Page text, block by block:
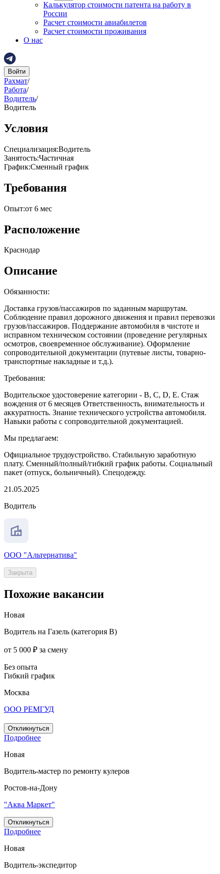
Калькулятор стоимости патента на работу в
России
Расчет стоимости авиабилетов
Расчет стоимости проживания
О нас
Войти
Рахмат/
Работа/
Водитель/
Водитель
Условия
Специализация:Водитель
Занятость:Частичная
График:Сменный график
Требования
Опыт:от 6 мес
Расположение
Краснодар
Описание
Обязанности:
Доставка грузов/пассажиров по заданным маршрутам.
Соблюдение правил дорожного движения и правил перевозки
грузов/пассажиров. Поддержание автомобиля в чистоте и
исправном техническом состоянии (проведение регулярных
осмотров, своевременное обслуживание). Оформление
сопроводительной документации (путевые листы, товарно-
транспортные накладные и т.д.).
Требования:
Водительское удостоверение категории - B, C, D, E. Стаж
вождения от 6 месяцев Ответственность, внимательность и
аккуратность. Знание технического устройства автомобиля.
Навыки работы с сопроводительной документацией.
Мы предлагаем:
Официальное трудоустройство. Стабильную заработную
плату. Сменный/полный/гибкий график работы. Социальный
пакет (отпуск, больничный). Спецодежду.
21.05.2025
Водитель
ООО "Альтернатива"
Закрыта
Похожие вакансии
Новая
Водитель на Газель (категория B)
от 5 000 ₽ за смену
Без опыта
Гибкий график
Москва
ООО РЕМГУД
Откликнуться
Подробнее
Новая
Водитель-мастер по ремонту кулеров
Ростов-на-Дону
"Аква Маркет"
Откликнуться
Подробнее
Новая
Водитель-экспедитор